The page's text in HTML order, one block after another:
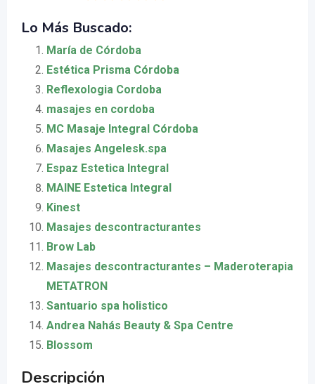
Lo Más Buscado:
María de Córdoba
Estética Prisma Córdoba
Reflexologia Cordoba
masajes en cordoba
MC Masaje Integral Córdoba
Masajes Angelesk.spa
Espaz Estetica Integral
MAINE Estetica Integral
Kinest
Masajes descontracturantes
Brow Lab
Masajes descontracturantes – Maderoterapia
METATRON
Santuario spa holistico
Andrea Nahás Beauty & Spa Centre
Blossom
Descripción